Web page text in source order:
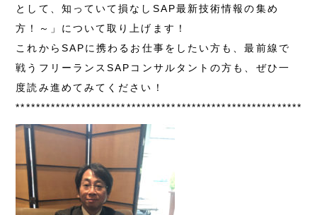
として、知っていて損なしSAP最新技術情報の集め
方！～」について取り上げます！
これからSAPに携わるお仕事をしたい方も、最前線で
戦うフリーランスSAPコンサルタントの方も、ぜひ一
度読み進めてみてください！